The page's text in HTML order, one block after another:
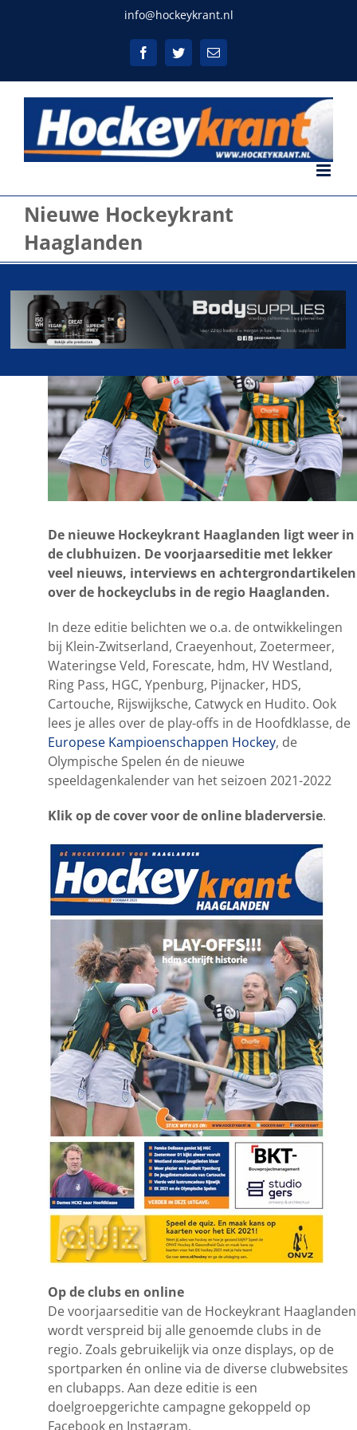
info@hockeykrant.nl
FacebookTwitterE-
mail
Nieuwe Hockeykrant
Haaglanden
De nieuwe Hockeykrant Haaglanden ligt weer in
de clubhuizen. De voorjaarseditie met lekker
veel nieuws, interviews en achtergrondartikelen
over de hockeyclubs in de regio Haaglanden.
In deze editie belichten we o.a. de ontwikkelingen
bij Klein-Zwitserland, Craeyenhout, Zoetermeer,
Wateringse Veld, Forescate, hdm, HV Westland,
Ring Pass, HGC, Ypenburg, Pijnacker, HDS,
Cartouche, Rijswijksche, Catwyck en Hudito. Ook
lees je alles over de play-offs in de Hoofdklasse, de
Europese Kampioenschappen Hockey, de
Olympische Spelen én de nieuwe
speeldagenkalender van het seizoen 2021-2022
Klik op de cover voor de online bladerversie.
Op de clubs en online
De voorjaarseditie van de Hockeykrant Haaglanden
wordt verspreid bij alle genoemde clubs in de
regio. Zoals gebruikelijk via onze displays, op de
sportparken én online via de diverse clubwebsites
en clubapps. Aan deze editie is een
doelgroepgerichte campagne gekoppeld op
Facebook en Instagram.